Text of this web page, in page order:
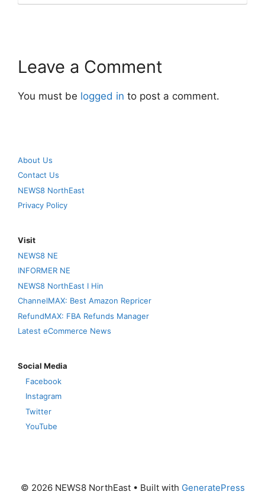
Leave a Comment
You must be logged in to post a comment.
About Us
Contact Us
NEWS8 NorthEast
Privacy Policy
Visit
NEWS8 NE
INFORMER NE
NEWS8 NorthEast I Hin
ChannelMAX: Best Amazon Repricer
RefundMAX: FBA Refunds Manager
Latest eCommerce News
Social Media
Facebook
Instagram
Twitter
YouTube
© 2026 NEWS8 NorthEast• Built with GeneratePress